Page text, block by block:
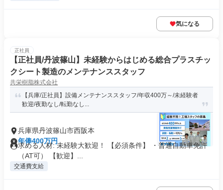
気になる
正社員
【正社員/丹波篠山】未経験からはじめる総合プラスチッ
クシート製造のメンテナンススタッフ
共栄樹脂株式会社
【兵庫/正社員】設備メンテナンススタッフ/年収400万～/未経験者
歓迎/夜勤なし/転勤なし...
兵庫県丹波篠山市西阪本
年俸400万円
求める人材: 未経験大歓迎！ 【必須条件】 ・普通自動車免許
（AT可） 【歓迎】...
交通費支給